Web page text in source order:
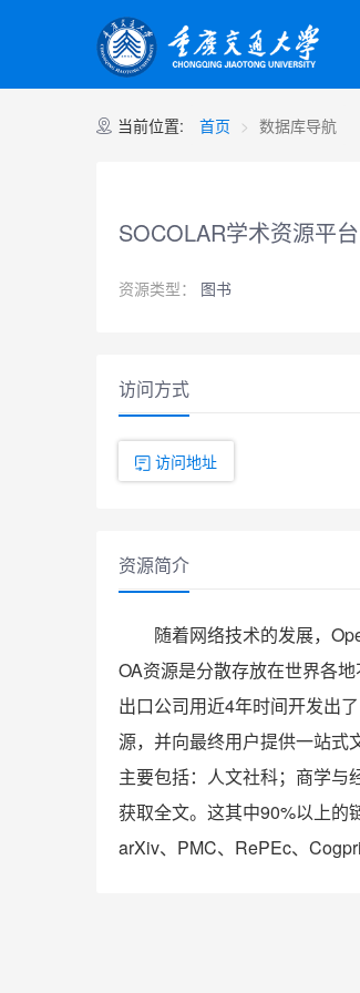
当前位置: 首页 数据库导航
SOCOLAR学术资源平台
资源类型： 图书
访问方式
访问地址
资源简介
随着网络技术的发展，
OA资源是分散存放在世界各
出口公司用近4年时间开发出
源，并向最终用户提供一站式
主要包括：人文社科；商学与
获取全文。这其中90%以上的
arXiv、PMC、RePEc、